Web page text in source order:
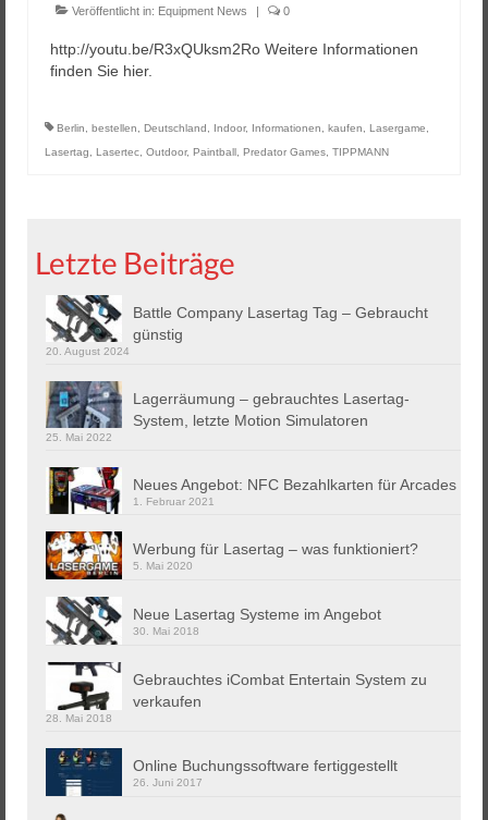
Veröffentlicht in: Equipment News | 0
http://youtu.be/R3xQUksm2Ro Weitere Informationen
finden Sie hier.
Berlin bestellen Deutschland Indoor, Informationen kaufen Lasergame
Lasertag
Lasertec Outdoor, Paintball Predator Games TIPPMANN
Letzte Beiträge
Battle Company Lasertag Tag – Gebraucht
günstig
20. August 2024
Lagerräumung – gebrauchtes Lasertag-
System, letzte Motion Simulatoren
25. Mai 2022
Neues Angebot: NFC Bezahlkarten für Arcades
1. Februar 2021
Werbung für Lasertag – was funktioniert?
5. Mai 2020
Neue Lasertag Systeme im Angebot
30. Mai 2018
Gebrauchtes iCombat Entertain System zu
verkaufen
28. Mai 2018
Online Buchungssoftware fertiggestellt
26. Juni 2017